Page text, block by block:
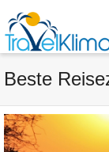
Beste